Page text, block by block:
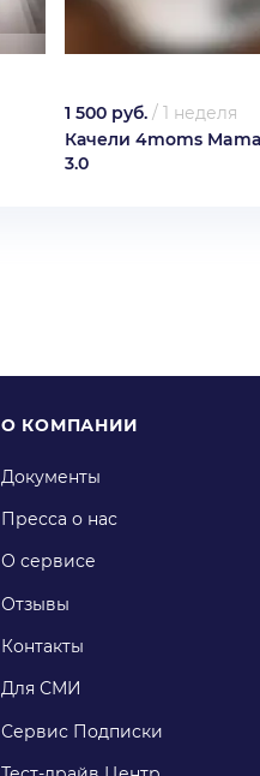
1 500 руб. / 1 неделя
Качели 4moms
3.0
О КОМПАНИИ
Документы
Пресса о нас
О сервисе
Отзывы
Контакты
Для СМИ
Сервис Подписки